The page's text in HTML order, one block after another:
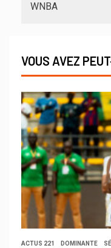
WNBA
VOUS AVEZ
ACTUS 221 DOMINANTE